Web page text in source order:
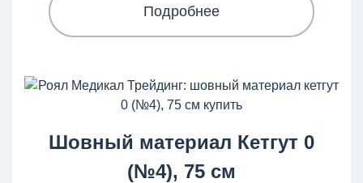
Подробнее
Шовный материал Кетгут 0
(№4), 75 см